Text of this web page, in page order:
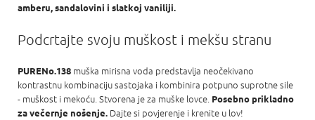
amberu, sandalovini i slatkoj vaniliji.
Podcrtajte svoju muškost i mekšu stranu
PURENo.138 muška mirisna voda predstavlja neočekivano
kontrastnu kombinaciju sastojaka i kombinira potpuno suprotne sile
- muškost i mekoću. Stvorena je za muške lovce. Posebno prikladno
za večernje nošenje. Dajte si povjerenje i krenite u lov!